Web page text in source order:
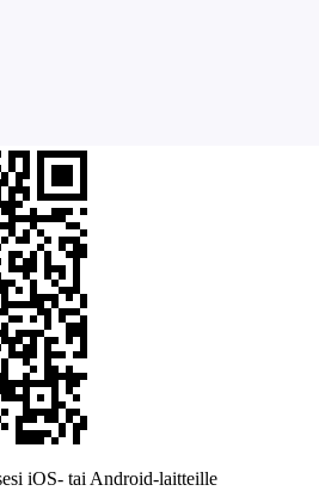
iOS- tai Android-laitteille